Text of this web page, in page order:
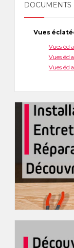
DOCUMENTS
Vues
Vues
Vues
Vues